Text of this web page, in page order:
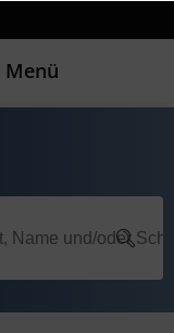
Menü